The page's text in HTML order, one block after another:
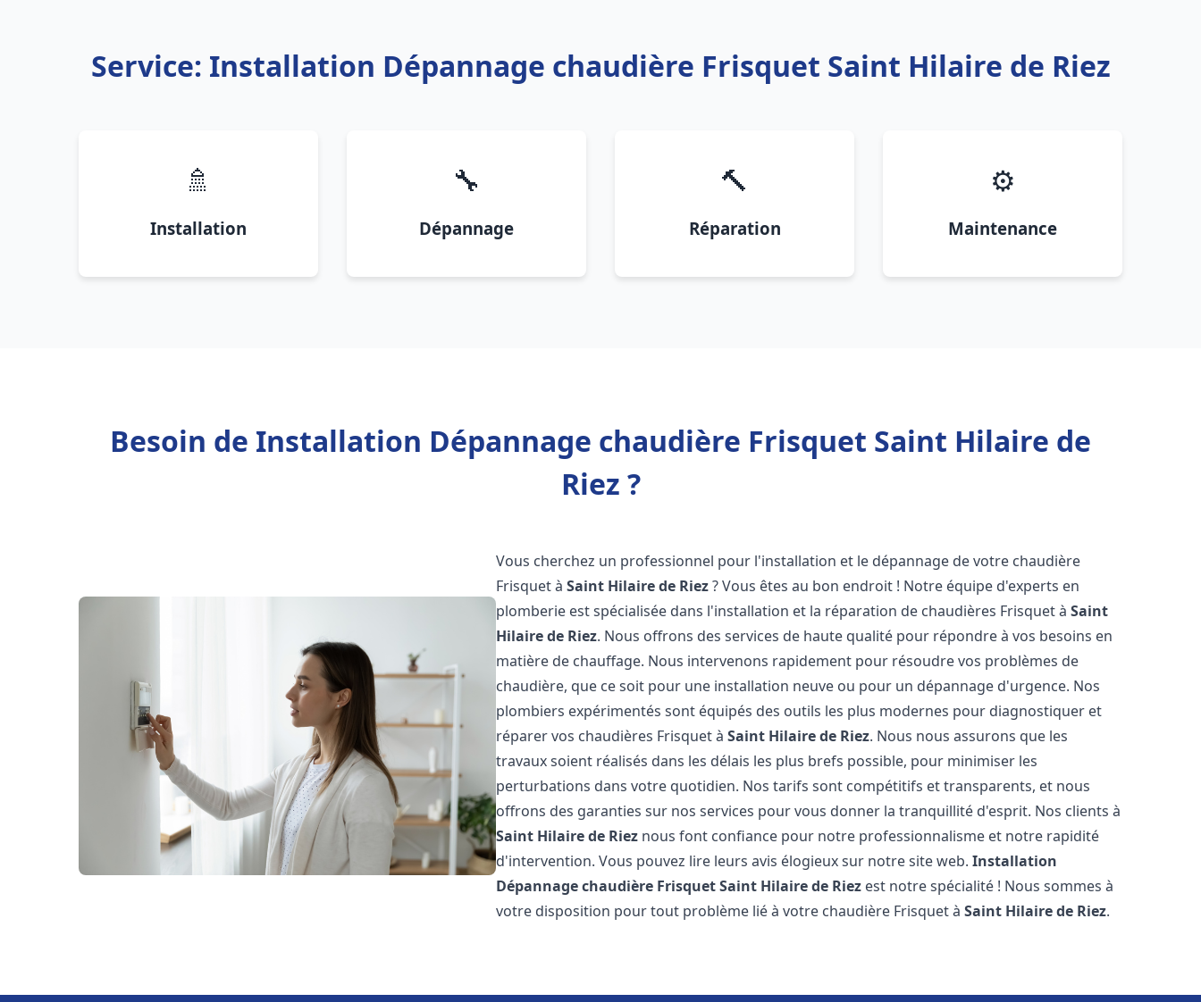
Service: Installation Dépannage chaudière Frisquet Saint Hilaire de Riez
🚿
Installation
🔧
Dépannage
🔨
Réparation
⚙️
Maintenance
Besoin de Installation Dépannage chaudière Frisquet Saint Hilaire de
Riez ?
Vous cherchez un professionnel pour l'installation et le dépannage de votre chaudière
Frisquet àSaint Hilaire de Riez? Vous êtes au bon endroit ! Notre équipe d'experts en
plomberie est spécialisée dans l'installation et la réparation de chaudières Frisquet àSaint
Hilaire de Riez. Nous offrons des services de haute qualité pour répondre à vos besoins en
matière de chauffage. Nous intervenons rapidement pour résoudre vos problèmes de
chaudière, que ce soit pour une installation neuve ou pour un dépannage d'urgence. Nos
plombiers expérimentés sont équipés des outils les plus modernes pour diagnostiquer et
réparer vos chaudières Frisquet àSaint Hilaire de Riez. Nous nous assurons que les
travaux soient réalisés dans les délais les plus brefs possible, pour minimiser les
perturbations dans votre quotidien. Nos tarifs sont compétitifs et transparents, et nous
offrons des garanties sur nos services pour vous donner la tranquillité d'esprit. Nos clients à
Saint Hilaire de Riez nous font confiance pour notre professionnalisme et notre rapidité
d'intervention. Vous pouvez lire leurs avis élogieux sur notre site web.Installation
Dépannage chaudière FrisquetSaint Hilaire de Riez est notre spécialité ! Nous sommes à
votre disposition pour tout problème lié à votre chaudière Frisquet àSaint Hilaire de Riez.